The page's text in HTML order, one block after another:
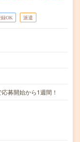
録OK 派遣
募開始から1週間！